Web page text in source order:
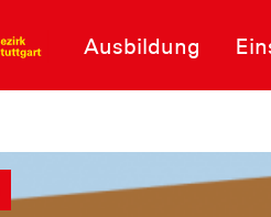
Ausbildung